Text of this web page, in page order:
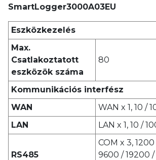
SmartLogger3000A03EU
Eszközkezelés
Max.
Csatlakoztatott
eszközök száma
80
Kommunikációs interfész
WAN
WAN x 1, 10 /
LAN
LAN x 1, 10 /
RS485
COM x 3,
9600 / 19200 /